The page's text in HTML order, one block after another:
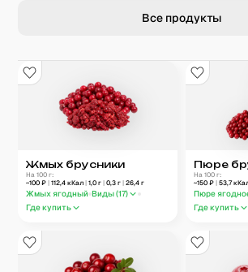
Все продукты
Жмых брусники
На 100 г:
~100 ₽| 112,4 кКал| 1,0 г| 0,3 г| 26,4 г
Жмых ягодный Виды (17)
Где купить
Пюре
На 100 г:
~150 ₽ | 53,7
Пюре
Где купить